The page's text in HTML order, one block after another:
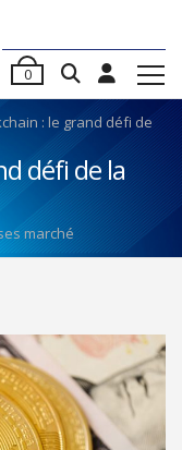
0
: le grand défi de
défi de la
marché